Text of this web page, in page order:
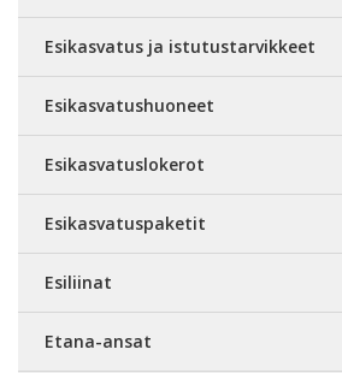
Esikasvatus ja istutustarvikkeet
Esikasvatushuoneet
Esikasvatuslokerot
Esikasvatuspaketit
Esiliinat
Etana-ansat